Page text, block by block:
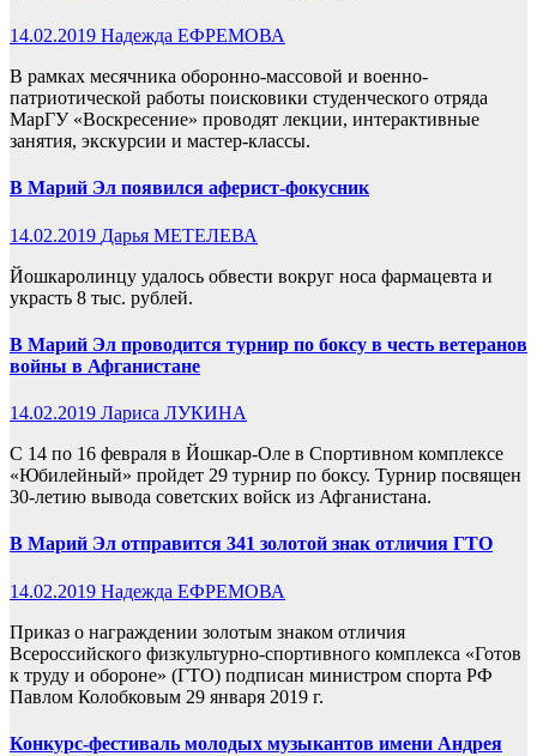
14.02.2019 Надежда ЕФРЕМОВА
В рамках месячника оборонно-массовой и военно-
патриотической работы поисковики студенческого отряда
МарГУ «Воскресение» проводят лекции, интерактивные
занятия, экскурсии и мастер-классы.
В Марий Эл появился аферист-фокусник
14.02.2019 Дарья МЕТЕЛЕВА
Йошкаролинцу удалось обвести вокруг носа фармацевта и
украсть 8 тыс. рублей.
В Марий Эл проводится турнир по боксу в честь ветеранов
войны в Афганистане
14.02.2019 Лариса ЛУКИНА
С 14 по 16 февраля в Йошкар-Оле в Спортивном комплексе
«Юбилейный» пройдет 29 турнир по боксу. Турнир посвящен
30-летию вывода советских войск из Афганистана.
В Марий Эл отправится 341 золотой знак отличия ГТО
14.02.2019 Надежда ЕФРЕМОВА
Приказ о награждении золотым знаком отличия
Всероссийского физкультурно-спортивного комплекса «Готов
к труду и обороне» (ГТО) подписан министром спорта РФ
Павлом Колобковым 29 января 2019 г.
Конкурс-фестиваль молодых музыкантов имени Андрея